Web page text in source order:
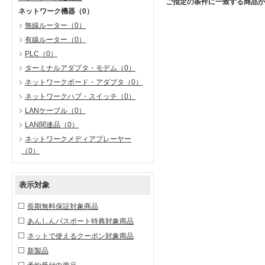
ネットワーク機器 （0）
無線ルーター （0）
有線ルーター （0）
PLC （0）
ターミナルアダプタ・モデム （0）
ネットワークボード・アダプタ
（0）
ネットワークハブ・スイッチ （0）
LANケーブル （0）
LAN関連品 （0）
ネットワークメディアプレーヤー
（0）
表示対象
長期無料保証対象商品
あんしんパスポート特典対象商品
ネットで使えるクーポン対象商品
新製品
ご指定の条件に一致する商品